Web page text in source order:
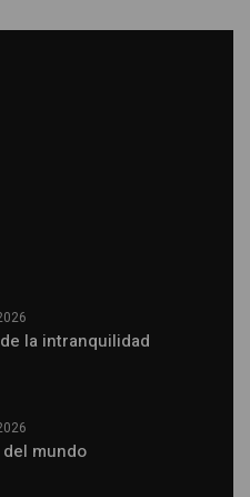
la intranquilidad
mundo